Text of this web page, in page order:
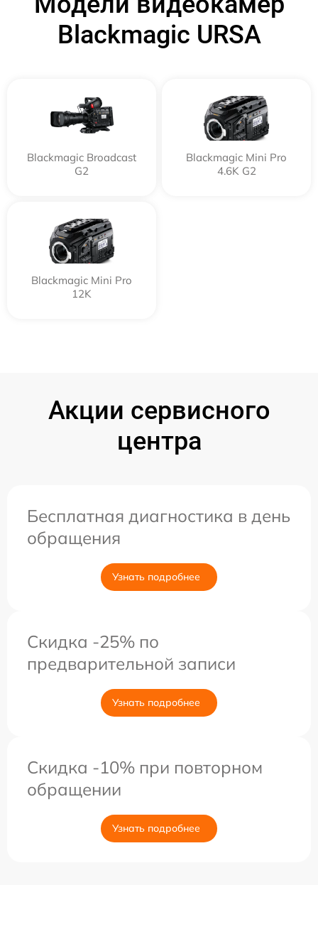
Blackmagic URSA
Blackmagic Broadcast
G2
Blackmagic Mini Pro
4.6K G2
Blackmagic Mini Pro
12K
Акции сервисного
центра
Бесплатная диагностика в день
обращения
Узнать подробнее
Скидка -25% по
предварительной записи
Узнать подробнее
Скидка -10% при повторном
обращении
Узнать подробнее